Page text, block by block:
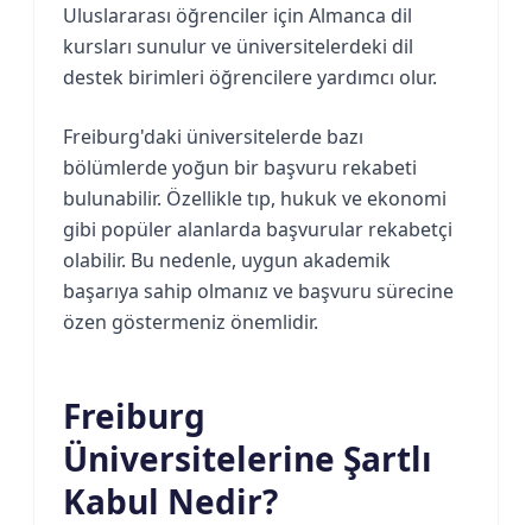
Uluslararası öğrenciler için Almanca dil
kursları sunulur ve üniversitelerdeki dil
destek birimleri öğrencilere yardımcı olur.
Freiburg'daki üniversitelerde bazı
bölümlerde yoğun bir başvuru rekabeti
bulunabilir. Özellikle tıp, hukuk ve ekonomi
gibi popüler alanlarda başvurular rekabetçi
olabilir. Bu nedenle, uygun akademik
başarıya sahip olmanız ve başvuru sürecine
özen göstermeniz önemlidir.
Freiburg
Üniversitelerine Şartlı
Kabul Nedir?